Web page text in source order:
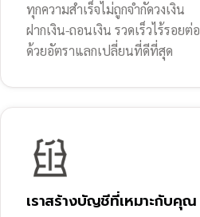
ทุกความสำเร็จไม่ถูกจำกัดวงเงิน
ฝากเงิน-ถอนเงิน รวดเร็วไร้รอยต่อ
ด้วยอัตราแลกเปลี่ยนที่ดีที่สุด
เราสร้างบัญชีที่เหมาะกับคุณ